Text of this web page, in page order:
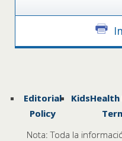
Editorial
Policy
Nota: Toda la